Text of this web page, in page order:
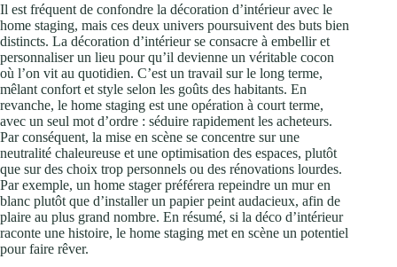
Il est fréquent de confondre la décoration d’intérieur avec le
home staging, mais ces deux univers poursuivent des buts bien
distincts. La décoration d’intérieur se consacre à embellir et
personnaliser un lieu pour qu’il devienne un véritable cocon
où l’on vit au quotidien. C’est un travail sur le long terme,
mêlant confort et style selon les goûts des habitants. En
revanche, le home staging est une opération à court terme,
avec un seul mot d’ordre : séduire rapidement les acheteurs.
Par conséquent, la mise en scène se concentre sur une
neutralité chaleureuse et une optimisation des espaces, plutôt
que sur des choix trop personnels ou des rénovations lourdes.
Par exemple, un home stager préférera repeindre un mur en
blanc plutôt que d’installer un papier peint audacieux, afin de
plaire au plus grand nombre. En résumé, si la déco d’intérieur
raconte une histoire, le home staging met en scène un potentiel
pour faire rêver.